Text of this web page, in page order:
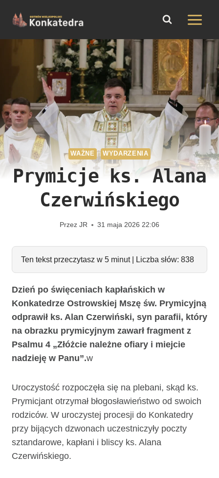
treści
WAŻNE WYDARZENIA
Prymicje ks. Alana
Czerwińskiego
Przez JR 31 maja 2026 22:06
Ten tekst przeczytasz w 5 minut | Liczba słów: 838
Dzień po święceniach kapłańskich w
Konkatedrze Ostrowskiej Mszę św. Prymicyjną
odprawił ks. Alan Czerwiński, syn parafii, który
na obrazku prymicyjnym zawarł fragment z
Psalmu 4 „Złóżcie należne ofiary i miejcie
nadzieję w Panu”.w
Uroczystość rozpoczęła się na plebani, skąd ks.
Prymicjant otrzymał błogosławieństwo od swoich
rodziców. W uroczystej procesji do Konkatedry
przy bijących dzwonach uczestniczyły poczty
sztandarowe, kapłani i bliscy ks. Alana
Czerwińskiego.